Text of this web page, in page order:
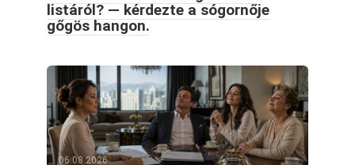
listáról? — kérdezte a sógornője
gőgös hangon.
06.08.2026